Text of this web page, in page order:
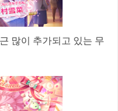
많이 추가되고 있는 무